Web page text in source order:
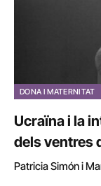
DONA I MATERNITAT
Ucraïna i la
dels ventres
Patricia Simón i